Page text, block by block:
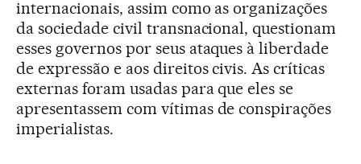
internacionais, assim como as organizações
da sociedade civil transnacional, questionam
esses governos por seus ataques à liberdade
de expressão e aos direitos civis. As críticas
externas foram usadas para que eles se
apresentassem com vítimas de conspirações
imperialistas.